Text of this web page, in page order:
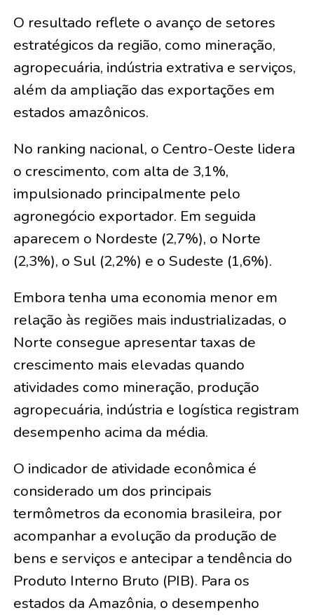
O resultado reflete o avanço de setores
estratégicos da região, como mineração,
agropecuária, indústria extrativa e serviços,
além da ampliação das exportações em
estados amazônicos.
No ranking nacional, o Centro-Oeste lidera
o crescimento, com alta de 3,1%,
impulsionado principalmente pelo
agronegócio exportador. Em seguida
aparecem o Nordeste (2,7%), o Norte
(2,3%), o Sul (2,2%) e o Sudeste (1,6%).
Embora tenha uma economia menor em
relação às regiões mais industrializadas, o
Norte consegue apresentar taxas de
crescimento mais elevadas quando
atividades como mineração, produção
agropecuária, indústria e logística registram
desempenho acima da média.
O indicador de atividade econômica é
considerado um dos principais
termômetros da economia brasileira, por
acompanhar a evolução da produção de
bens e serviços e antecipar a tendência do
Produto Interno Bruto (PIB). Para os
estados da Amazônia, o desempenho